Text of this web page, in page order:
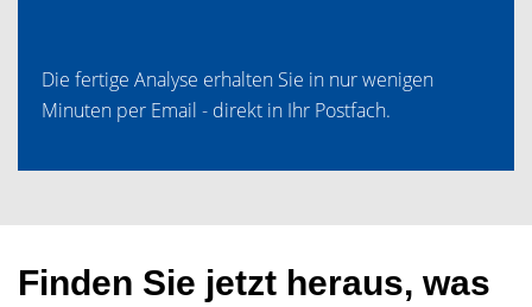
Die fertige Analyse erhalten Sie in nur wenigen
Minuten per Email - direkt in Ihr Postfach.
Finden Sie jetzt heraus, was